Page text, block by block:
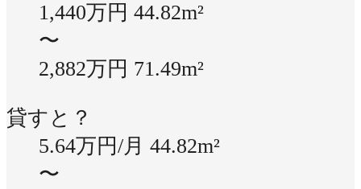
1,440万円 44.82m²
〜
2,882万円 71.49m²
貸すと？
5.64万円/月 44.82m²
〜